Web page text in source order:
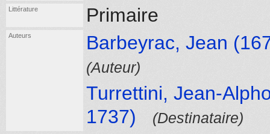
Littérature Primaire
Auteurs Barbeyrac, Jean
(Auteur)
Turrettini, Jean-
1737)
(Destinataire)